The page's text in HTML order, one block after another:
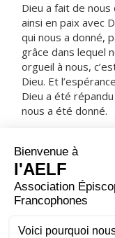
Dieu a fait de
ainsi en paix avec
qui nous a donné,
grâce dans lequel
orgueil à nous,
Dieu. Et
Dieu a été
nous a été donné.
V/ L'amour du
sa fidélité, je
ORAISON
donne-nous de